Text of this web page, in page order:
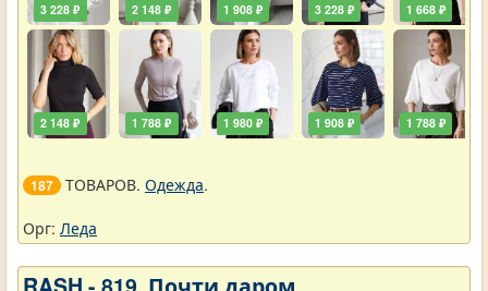
3 228 ₽
2 148 ₽
2 148 ₽
1 788 ₽
1 908 ₽
1 980 ₽
3 228 ₽
1 908 ₽
1 668 ₽
1 788 ₽
187 ТОВАРОВ. Одежда.
Орг: Леда